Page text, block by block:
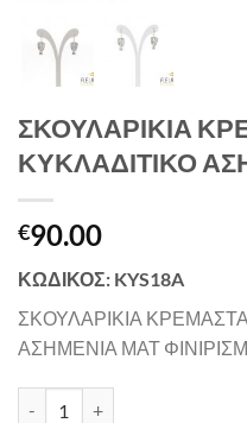
ΣΚΟΥΛΑΡΙΚΙΑ
ΚΥΚΛΑΔΙΤΙΚΟ
€90.00
ΚΩΔΙΚΟΣ: KYS18A
ΣΚΟΥΛΑΡΙΚΙΑ
ΑΣΗΜΕΝΙΑ ΜΑΤ